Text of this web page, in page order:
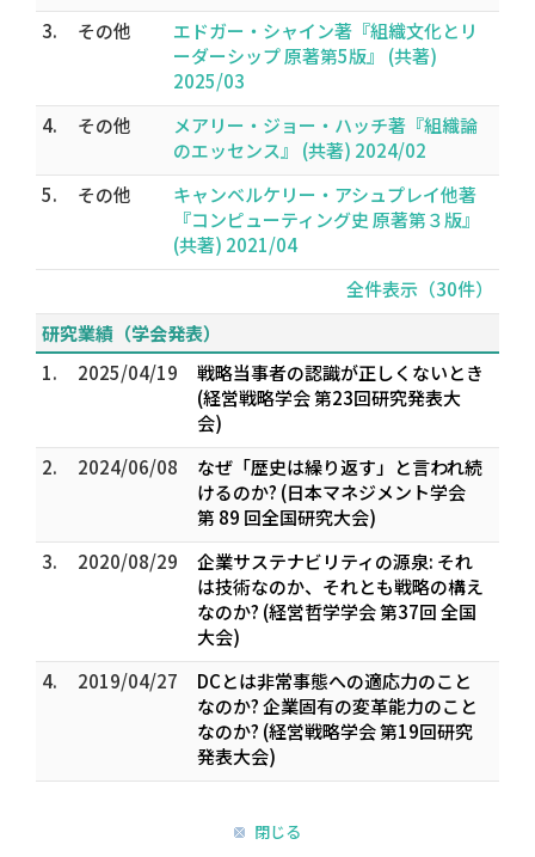
3.
その他
エドガー・シャイン著『組織文化とリ
ーダーシップ 原著第5版』 (共著)
2025/03
4.
その他
メアリー・ジョー・ハッチ著『組織論
のエッセンス』 (共著) 2024/02
5.
その他
キャンベルケリー・アシュプレイ他著
『コンピューティング史 原著第３版』
(共著) 2021/04
全件表示（30件）
研究業績（学会発表）
1.
2025/04/19
戦略当事者の認識が正しくないとき
(経営戦略学会 第23回研究発表大
会)
2.
2024/06/08
なぜ「歴史は繰り返す」と言われ続
けるのか? (日本マネジメント学会
第 89 回全国研究大会)
3.
2020/08/29
企業サステナビリティの源泉: それ
は技術なのか、それとも戦略の構え
なのか? (経営哲学学会 第37回 全国
大会)
4.
2019/04/27
DCとは非常事態への適応力のこと
なのか? 企業固有の変革能力のこと
なのか? (経営戦略学会 第19回研究
発表大会)
閉じる